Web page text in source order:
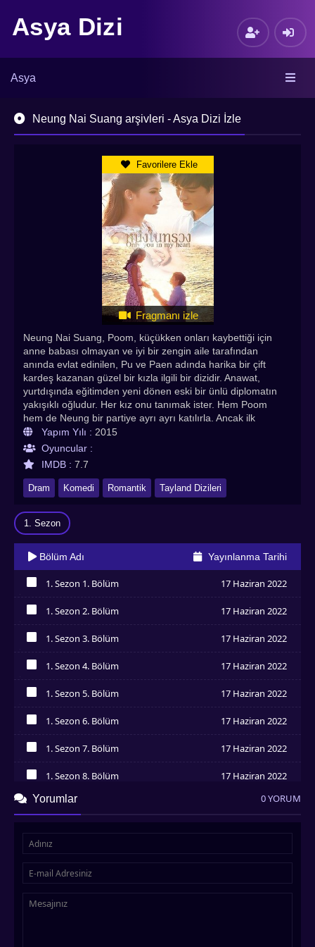
Asya Dizi
Asya
Neung Nai Suang arşivleri - Asya Dizi İzle
Favorilere Ekle
Fragmanı izle
Neung Nai Suang, Poom, küçükken onları kaybettiği için
anne babası olmayan ve iyi bir zengin aile tarafından
anında evlat edinilen, Pu ve Paen adında harika bir çift
kardeş kazanan güzel bir kızla ilgili bir dizidir. Anawat,
yurtdışında eğitimden yeni dönen eski bir ünlü diplomatın
yakışıklı oğludur. Her kız onu tanımak ister. Hem Poom
hem de Neung bir partiye ayrı ayrı katılırla. Ancak ilk
bakışta Neung, Poom'a hemen aşık olur. Onu daha önce
çok şişman olan bir çocukluk düşmanı/arkadaş olarak
tanıdığını unutmuş. Öte yandan Poom, Neung'un gençken
ona zorbalık yaptığını derinden hatırlıyor. Yani onu
gerçekten sevmiyor. Ancak partide birlikte dans etmeleri
gerektiğinde Poom kaçar. Bu Neung'u kızdırır ve utandırır.
Bu yüzden durmadan onunla kavga etmeye devam ediyor.
Ve Poom ve Neung'un aşk hikayesi başlıyor. Neung Nai
Suang Türkçe altyazılı izle seçeneğiyle tüm bölümleri
asyadiziizle adresinde yer almaktadır.En Sevilen Asya
Dizileri, Kore Dizileri, Çin Dizileri, Hint Dizileri,Tayland
Dizileri Asyadiziizle'de. Herkese keyifli seyirler dileriz.
Yapım Yılı : 2015
Oyuncular :
IMDB : 7.7
Dram Komedi Romantik Tayland Dizileri
1. Sezon
Bölüm Adı Yayınlanma Tarihi
1. Sezon 1. Bölüm 17 Haziran 2022
1. Sezon 2. Bölüm 17 Haziran 2022
1. Sezon 3. Bölüm 17 Haziran 2022
1. Sezon 4. Bölüm 17 Haziran 2022
1. Sezon 5. Bölüm 17 Haziran 2022
1. Sezon 6. Bölüm 17 Haziran 2022
1. Sezon 7. Bölüm 17 Haziran 2022
İzledim
1. Sezon 8. Bölüm 17 Haziran 2022
1. Sezon 9. Bölüm 17 Haziran 2022
İzledim
İzledim
İzledim
1. Sezon 13. Bölüm
Yorumlar 0 YORUM